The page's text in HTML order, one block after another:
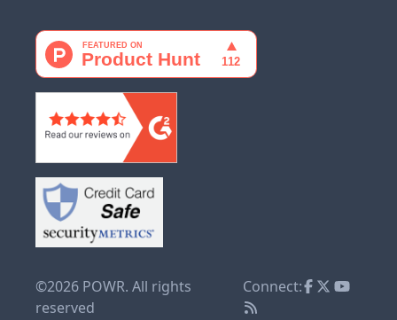
©2026 POWR. All rights
reserved
Connect: